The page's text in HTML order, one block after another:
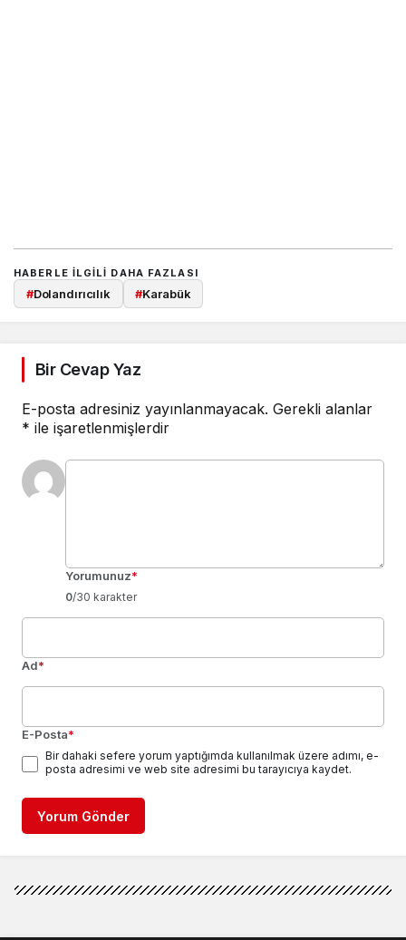
HABERLE ILGILI DAHA FAZLASI
#Dolandırıcılık #Karabük
Bir Cevap Yaz
E-posta adresiniz yayınlanmayacak. Gerekli alanlar
* ile işaretlenmişlerdir
Yorumunuz*
0/30 karakter
Ad*
E-Posta*
Bir dahaki sefere yorum yaptığımda kullanılmak üzere adımı, e-
posta adresimi ve web site adresimi bu tarayıcıya kaydet.
Yorum Gönder